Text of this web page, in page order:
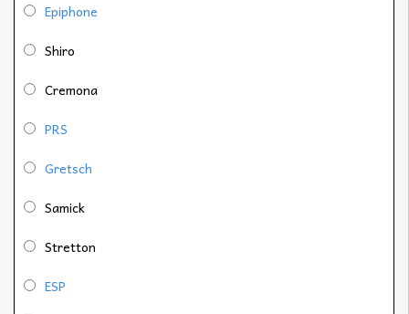
Epiphone
Shiro
Cremona
PRS
Gretsch
Samick
Stretton
ESP